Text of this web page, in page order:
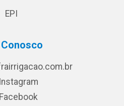
EPI
Instagram
Facebook